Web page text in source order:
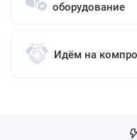
оборудование
Идём на